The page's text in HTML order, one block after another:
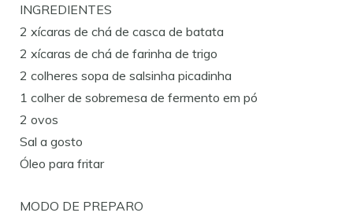
INGREDIENTES
2 xícaras de chá de casca de batata
2 xícaras de chá de farinha de trigo
2 colheres sopa de salsinha picadinha
1 colher de sobremesa de fermento em pó
2 ovos
Sal a gosto
Óleo para fritar
MODO DE PREPARO